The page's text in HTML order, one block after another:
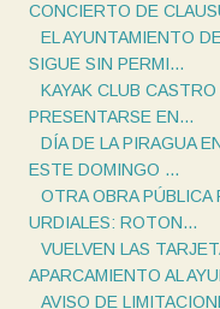
CONCIERTO DE
EL AYUNTAMIENTO
SIGUE SIN PERMI...
KAYAK CLUB
PRESENTARSE EN...
DÍA DE LA PIRAGUA
ESTE DOMINGO ...
OTRA OBRA PÚBLICA
URDIALES: ROTON...
VUELVEN LAS
APARCAMIENTO AL
AVISO DE